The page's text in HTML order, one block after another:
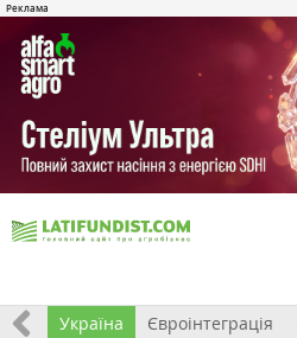
Все Україна Євроінтеграція